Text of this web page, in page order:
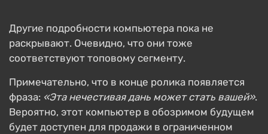
Другие подробности компьютера пока не
раскрывают. Очевидно, что они тоже
соответствуют топовому сегменту.
Примечательно, что в конце ролика появляется
фраза: «Эта нечестивая дань может стать вашей».
Вероятно, этот компьютер в обозримом будущем
будет доступен для продажи в ограниченном